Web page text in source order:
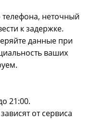
неточный
к задержке.
данные при
ваших
21:00.
от сервиса